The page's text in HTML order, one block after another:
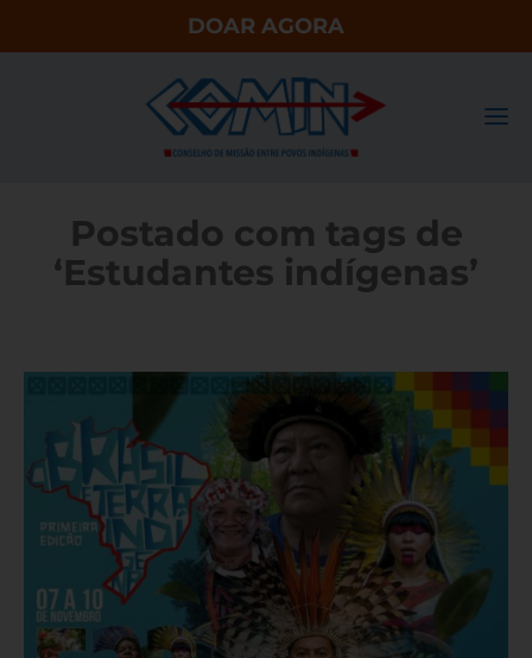
DOAR AGORA
Postado com tags de
‘Estudantes indígenas’